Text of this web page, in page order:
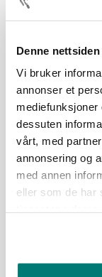
Denne
Vi bruker
annonser et
dessuten
vårt, med
annonsering og
med annen
eller som de har
INNHOLD